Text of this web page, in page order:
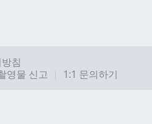
침
영물 신고 1:1 문의하기